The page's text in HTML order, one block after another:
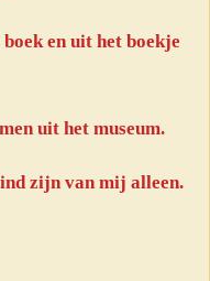
en uit het boekje
uit het museum.
zijn van mij alleen.